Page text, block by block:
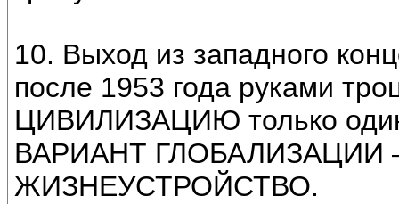
10. Выход из западного
после 1953 года руками
ЦИВИЛИЗАЦИЮ только
ВАРИАНТ ГЛОБАЛИЗАЦИИ
ЖИЗНЕУСТРОЙСТВО.